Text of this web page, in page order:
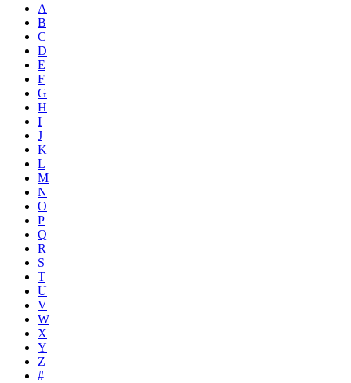
A
B
C
D
E
F
G
H
I
J
K
L
M
N
O
P
Q
R
S
T
U
V
W
X
Y
Z
#